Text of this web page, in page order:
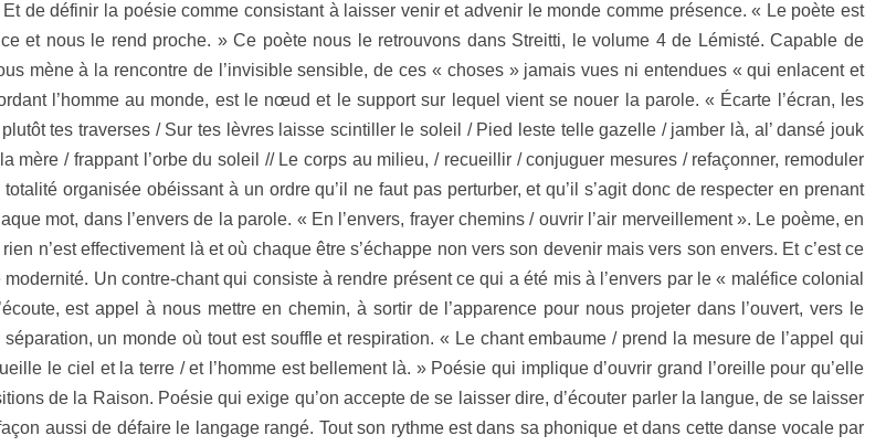
de définir la poésie comme consistant à laisser venir et advenir le monde comme présence. « Le poète est
et nous le rend proche. » Ce poète nous le retrouvons dans Streitti, le volume 4 de Lémisté. Capable de
mène à la rencontre de l’invisible sensible, de ces « choses » jamais vues ni entendues « qui enlacent et
l’homme au monde, est le nœud et le support sur lequel vient se nouer la parole. « Écarte l’écran, les
tes traverses / Sur tes lèvres laisse scintiller le soleil / Pied leste telle gazelle / jamber là, al’ dansé jouk
/ frappant l’orbe du soleil // Le corps au milieu, / recueillir / conjuguer mesures / refaçonner, remoduler
organisée obéissant à un ordre qu’il ne faut pas perturber, et qu’il s’agit donc de respecter en prenant
mot, dans l’envers de la parole. « En l’envers, frayer chemins / ouvrir l’air merveillement ». Le poème, en
n’est effectivement là et où chaque être s’échappe non vers son devenir mais vers son envers. Et c’est ce
Un contre-chant qui consiste à rendre présent ce qui a été mis à l’envers par le « maléfice colonial
est appel à nous mettre en chemin, à sortir de l’apparence pour nous projeter dans l’ouvert, vers le
un monde où tout est souffle et respiration. « Le chant embaume / prend la mesure de l’appel qui
le ciel et la terre / et l’homme est bellement là. » Poésie qui implique d’ouvrir grand l’oreille pour qu’elle
de la Raison. Poésie qui exige qu’on accepte de se laisser dire, d’écouter parler la langue, de se laisser
aussi de défaire le langage rangé. Tout son rythme est dans sa phonique et dans cette danse vocale par